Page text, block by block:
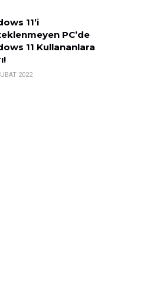
11’i
PC’de
11 Kullananlara
2022